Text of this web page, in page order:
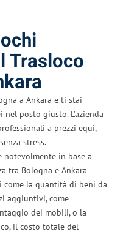
Trasloco
a Ankara e ti stai
posto giusto. L’azienda
a prezzi equi,
stress.
notevolmente in base a
tra Bologna e Ankara
come la quantità di beni da
aggiuntivi, come
dei mobili, o la
il costo totale del